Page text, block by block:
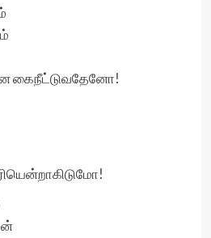
கைநீட்டுவதேனோ!